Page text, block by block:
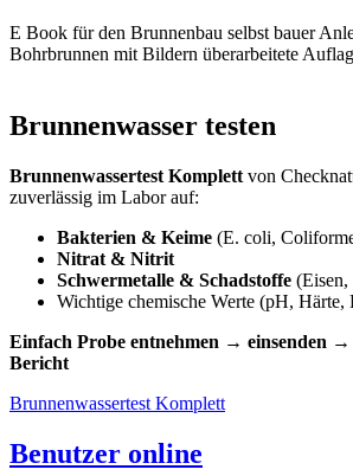
E Book für den Brunnenbau selbst bauer
Bohrbrunnen mit Bildern überarbeitete
Brunnenwasser testen
Brunnenwassertest Komplett von
zuverlässig im Labor auf:
Bakterien & Keime (E. coli,
Nitrat & Nitrit
Schwermetalle & Schadstoffe
Wichtige chemische Werte (pH,
Einfach Probe entnehmen → einsenden
Bericht
Brunnenwassertest Komplett
Benutzer online